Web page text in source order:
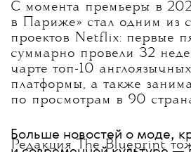
С момента премьеры в
в Париже» стал одним из
проектов Netflix: первые
суммарно провели 32
чарте топ-10
платформы, а также
по просмотрам в 90
Редакция The Blueprint
Больше новостей о моде,